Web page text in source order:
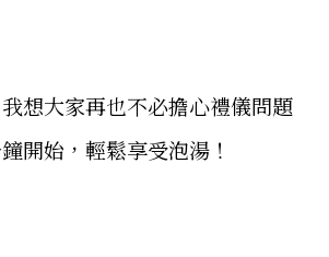
想大家再也不必擔心禮儀問題
開始，輕鬆享受泡湯！